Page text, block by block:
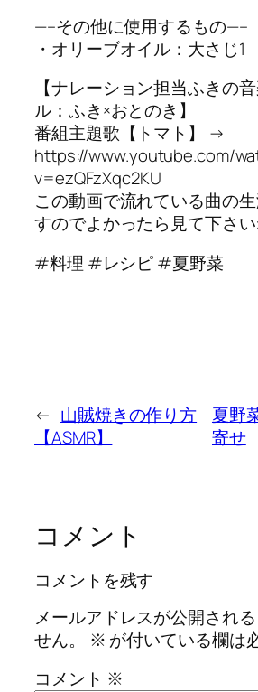
—–その他に使用するもの—–
・オリーブオイル：大さじ1
【ナレーション担当ふきの
ル：ふき×おとのき】
番組主題歌【トマト】 →
https://www.youtube.com/
v=ezQFzXqc2KU
この動画で流れている曲の
すのでよかったら見て下さ
#料理 #レシピ #夏野菜
← 山賊焼きの作り方
【ASMR】
夏野
寄せ
コメント
コメントを残す
メールアドレスが公開され
せん。
※ が付いている欄は
コメント ※